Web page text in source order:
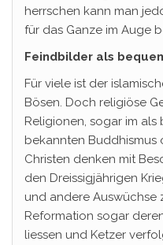
herrschen kann man
für das Ganze im Auge
Feindbilder als
Für viele ist der
Bösen. Doch religiöse
Religionen, sogar im
bekannten Buddhismus
Christen denken mit
den Dreissigjährigen
und andere Auswüchse
Reformation sogar
liessen und Ketzer